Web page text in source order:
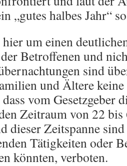
„gutes halbes Jahr“
hier um einen
Betroffenen und
sind
und Ältere
vom Gesetzgeber
Zeitraum von 22
dieser Zeitspanne
Tätigkeiten oder
könnten, verboten.